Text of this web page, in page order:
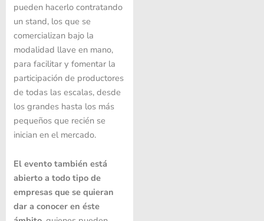
pueden hacerlo contratando
un stand, los que se
comercializan bajo la
modalidad llave en mano,
para facilitar y fomentar la
participación de productores
de todas las escalas, desde
los grandes hasta los más
pequeños que recién se
inician en el mercado.
El evento también está
abierto a todo tipo de
empresas que se quieran
dar a conocer en éste